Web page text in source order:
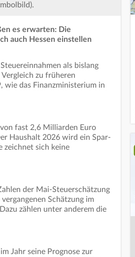
es erwarten: Die
auch Hessen einstellen
als bislang
zu früheren
wie das Finanzministerium in
fast 2,6 Milliarden Euro
Haushalt 2026 wird ein Spar-
zeichnet sich keine
der Mai-Steuerschätzung
Schätzung im
zählen unter anderem die
Jahr seine Prognose zur